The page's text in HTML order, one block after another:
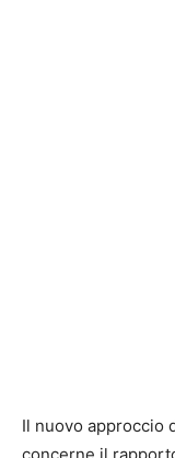
Il nuovo approccio